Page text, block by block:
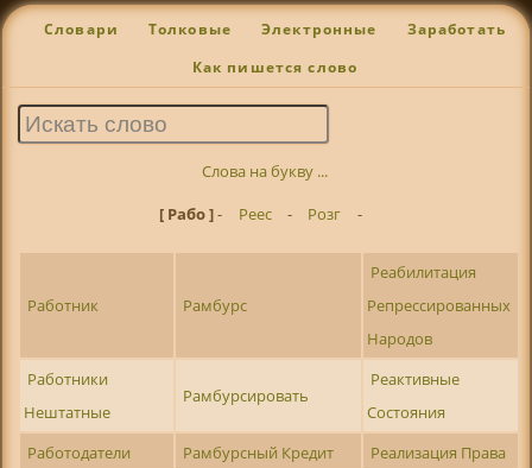
Словари Толковые Электронные Заработать
Как пишется слово
Слова на букву ...
[ Рабо ]- Реес - Розг -
Работник Рамбурс
Реабилитация
Репрессированных
Народов
Работники
Нештатные
Рамбурсировать
Реактивные
Состояния
Работодатели
Рамбурсный Кредит Реализация Права